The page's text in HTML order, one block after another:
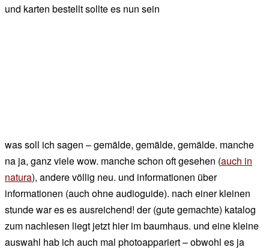
und karten bestellt sollte es nun sein
was soll ich sagen – gemälde, gemälde, gemälde. manche
na ja, ganz viele wow. manche schon oft gesehen (auch in
natura), andere völlig neu. und informationen über
informationen (auch ohne audioguide). nach einer kleinen
stunde war es es ausreichend! der (gute gemachte) katalog
zum nachlesen liegt jetzt hier im baumhaus. und eine kleine
auswahl hab ich auch mal photoappariert – obwohl es ja